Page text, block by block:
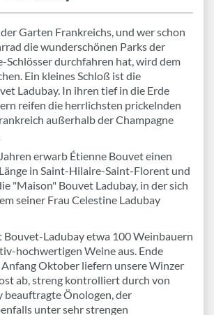
Garten Frankreichs, und wer schon
die wunderschönen Parks der
Schlösser durchfahren hat, wird dem
Ein kleines Schloß ist die
Ladubay. In ihren tief in die Erde
reifen die herrlichsten prickelnden
außerhalb der Champagne
erwarb Étienne Bouvet einen
in Saint-Hilaire-Saint-Florent und
"Maison" Bouvet Ladubay, in der sich
seiner Frau Celestine Ladubay
Bouvet-Ladubay etwa 100 Weinbauern
hochwertigen Weine aus. Ende
Oktober liefern unsere Winzer
ab, streng kontrolliert durch von
beauftragte Önologen, der
unter sehr strengen